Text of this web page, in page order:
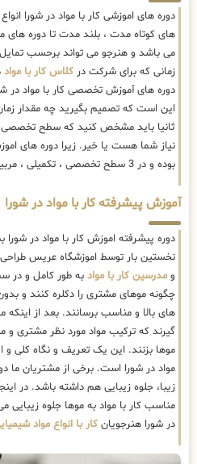
دوره های اموزشی کار با مواد در شورا
های کوتاه مدت ، بلند مدت تا دوره های
می باشد و هنرجو می تواند برحسب
زمانی که برای شرکت در کلاس کار با مواد
دوره های آموزش تخصصی کار با مواد در
این است که تصمیم بگیرید چه مقدار
ثانیا باید مشخص کنید که سطح تخصصی
نیاز شما هست یا خیر. زیرا دوره های
بوده و در 3 سطح تخصصی ، تکمیلی ، مربیگری برگزار میشوند.
آموزش پیشرفته کار با مواد در شورا
دوره پیشرفته اموزش کار با مواد در شورا
نخستین بار توسط اموزشگاه عریس طراحی
و مدرسین کار با مواد به طور کامل و در
چگونه موهای مشتری را دکلره کنند و
های بالا و مناسب برسانند. بعد از اینکه
گیرند که ترکیب مواد مورد نظر مشتری
موها بزنند. این یک تعریف و نگاه کلی و
مواد در شورا است. برخی از مشتریان ما
زیبا، جلوه زیبایی هم داشته باشد. در
مناسب کار با مواد به موها جلوه زیبایی
در شورا هنرجویان کار با انواع مواد